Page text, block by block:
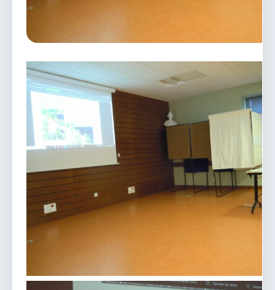
140 Place de la Babillière, 01500 Douvres
Contacter la mairie
Le guichet des associations
publier une annonce